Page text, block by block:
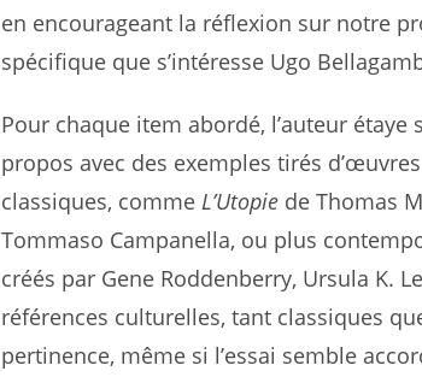
en encourageant la réflexion sur notre
spécifique que s’intéresse Ugo
Pour chaque item abordé, l’auteur
propos avec des exemples tirés
classiques, commeL’Utopie de Tho­mas
Tommaso Campanella, ou plus
créés par Gene Roddenberry, Ursula K.
références culturelles, tant classiques
pertinence, même si l’essai semble